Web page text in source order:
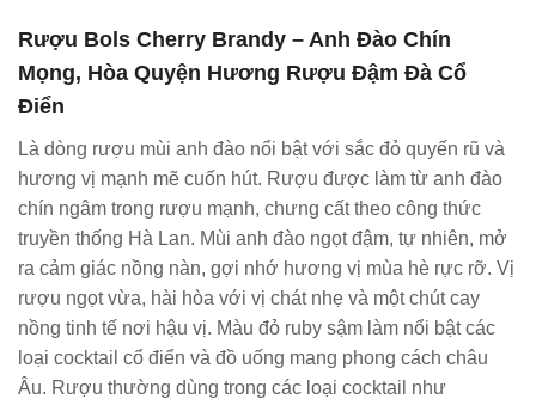
Rượu Bols Cherry Brandy – Anh Đào Chín
Mọng, Hòa Quyện Hương Rượu Đậm Đà Cổ
Điển
Là dòng rượu mùi anh đào nổi bật với sắc đỏ quyến rũ và
hương vị mạnh mẽ cuốn hút. Rượu được làm từ anh đào
chín ngâm trong rượu mạnh, chưng cất theo công thức
truyền thống Hà Lan. Mùi anh đào ngọt đậm, tự nhiên, mở
ra cảm giác nồng nàn, gợi nhớ hương vị mùa hè rực rỡ. Vị
rượu ngọt vừa, hài hòa với vị chát nhẹ và một chút cay
nồng tinh tế nơi hậu vị. Màu đỏ ruby sậm làm nổi bật các
loại cocktail cổ điển và đồ uống mang phong cách châu
Âu. Rượu thường dùng trong các loại cocktail như